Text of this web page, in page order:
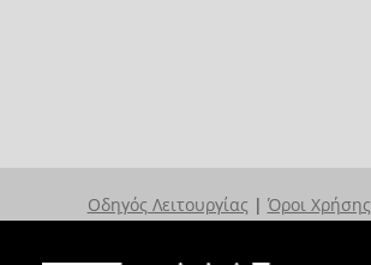
Οδηγός Λειτουργίας | Όροι Χρήσης